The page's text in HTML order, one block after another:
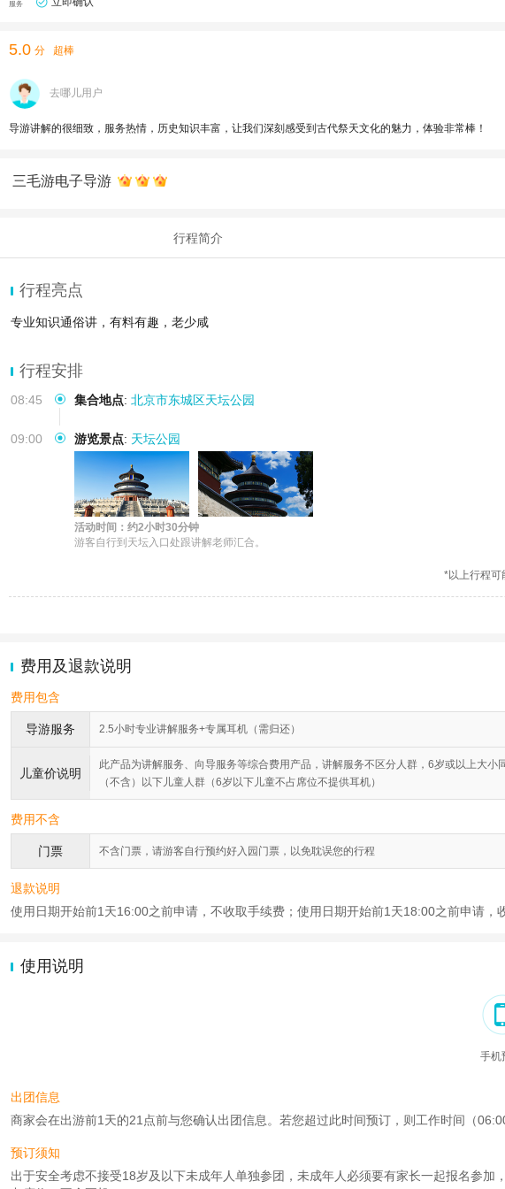
服务
5.0 分 超棒
去哪儿用户
导游讲解的很细致，服务热情，历史知识丰富，让我们深刻感受到古代祭天文化的魅力，体验非常棒！
三毛游电子导游
行程简介
行程亮点
专业知识通俗讲，有料有趣，老少咸
行程安排
08:45 集合地点: 北京市东城区天坛公园
09:00 游览景点: 天坛公园
活动时间：约2小时30分钟
游客自行到天坛入口处跟讲解老师汇合。
*以上行程可
费用及退款说明
费用包含
导游服务 2.5小时专业讲解服务+专属耳机（需归还）
儿童价说明
此产品为讲解服务、向导服务等综合费用产品，讲解服务不区分人群，6岁或以上大
（不含）以下儿童人群（6岁以下儿童不占席位不提供耳机）
费用不含
门票 不含门票，请游客自行预约好入园门票，以免耽误您的行程
退款说明
使用日期开始前1天16:00之前申请，不收取手续费；使用日期开始前1天18:00之前申请
使用说明
手机
出团信息
商家会在出游前1天的21点前与您确认出团信息。若您超过此时间预订，则工作时间（
预订须知
出于安全考虑不接受18岁及以下未成年人单独参团，未成年人必须要有家长一起报名参